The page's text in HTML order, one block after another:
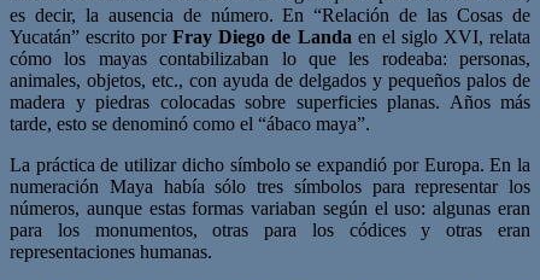
es decir, la ausencia de número. En “Relación de las Cosas de
Yucatán” escrito porFray Diego de Landa en el siglo XVI, relata
cómo los mayas contabilizaban lo que les rodeaba: personas,
animales, objetos, etc., con ayuda de delgados y pequeños palos de
madera y piedras colocadas sobre superficies planas. Años más
tarde, esto se denominó como el “ábaco maya”.
La práctica de utilizar dicho símbolo se expandió por Europa. En la
numeración Maya había sólo tres símbolos para representar los
números, aunque estas formas variaban según el uso: algunas eran
para los monumentos, otras para los códices y otras eran
representaciones humanas.